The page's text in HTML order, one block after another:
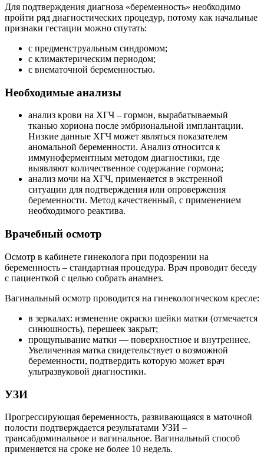
Для подтверждения диагноза «беременность» необходимо
пройти ряд диагностических процедур, потому как начальные
признаки гестации можно спутать:
с предменструальным синдромом;
с климактерическим периодом;
с внематочной беременностью.
Необходимые анализы
анализ крови на ХГЧ – гормон, вырабатываемый
тканью хориона после эмбриональной имплантации.
Низкие данные ХГЧ может являться показателем
аномальной беременности. Анализ относится к
иммуноферментным методом диагностики, где
выявляют количественное содержание гормона;
анализ мочи на ХГЧ, применяется в экстренной
ситуации для подтверждения или опровержения
беременности. Метод качественный, с применением
необходимого реактива.
Врачебный осмотр
Осмотр в кабинете гинеколога при подозрении на
беременность – стандартная процедура. Врач проводит беседу
с пациенткой с целью собрать анамнез.
Вагинальный осмотр проводится на гинекологическом кресле:
в зеркалах: изменение окраски шейки матки (отмечается
синюшность), перешеек закрыт;
прощупывание матки — поверхностное и внутреннее.
Увеличенная матка свидетельствует о возможной
беременности, подтвердить которую может врач
ультразвуковой диагностики.
УЗИ
Прогрессирующая беременность, развивающаяся в маточной
полости подтверждается результатами УЗИ –
трансабдоминальное и вагинальное. Вагинальный способ
применяется на сроке не более 10 недель.